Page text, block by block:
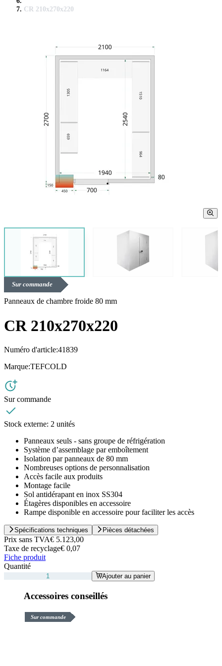
CR 210x270x220
Sur commande
Panneaux de chambre froide 80 mm
CR 210x270x220
Numéro d'article:41839
Marque:TEFCOLD
Sur commande
Stock externe: 2 unités
Panneaux seuls - sans groupe de réfrigération
Système d’assemblage par emboîtement
Isolation par panneaux de 80 mm
Nombreuses options de personnalisation
Accès facile aux produits
Montage facile
Sol antidérapant en inox SS304
Étagères disponibles en accessoire
Rampe disponible en accessoire pour faciliter les accès
Spécifications techniques Pièces détachées
Prix sans TVA€ 5.123,00
Taxe de recyclage€ 0,07
Fiche produit
Quantité
Ajouter au panier
Accessoires conseillés
Sur commande